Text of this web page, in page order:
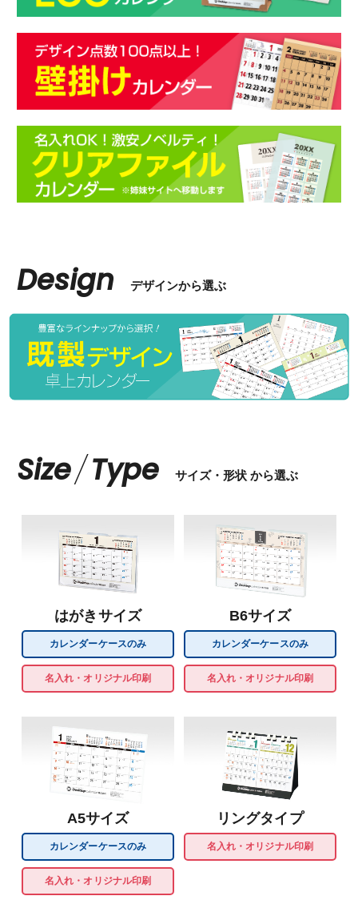
Design デザインから選ぶ
Size/Type サイズ・形状 から選ぶ
はがきサイズ
カレンダーケースのみ
名入れ・オリジナル印刷
B6サイズ
カレンダーケースのみ
名入れ・オリジナル印刷
A5サイズ
カレンダーケースのみ
名入れ・オリジナル印刷
リングタイプ
名入れ・オリジナル印刷